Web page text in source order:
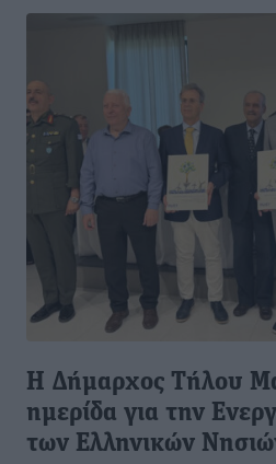
Η Δήμαρχος Τήλου
ημερίδα για την
των Ελληνικών